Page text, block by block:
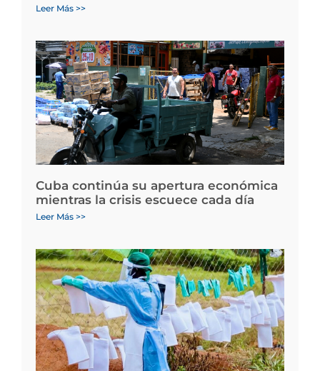
Leer Más >>
Cuba continúa su apertura económica
mientras la crisis escuece cada día
Leer Más >>